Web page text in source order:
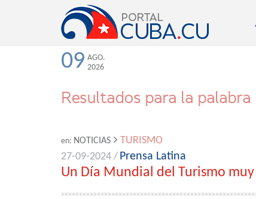
09 AGO.
2026
Resultados para la palabra
en: NOTICIAS
TURISMO
27-09-2024 / Prensa Latina
Un Día Mundial del Turismo